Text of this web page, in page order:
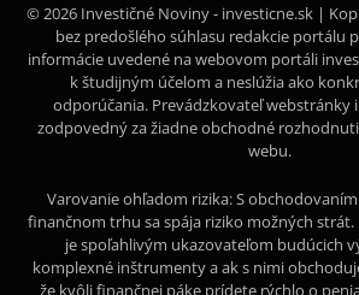
© 2026 Investičné Noviny - investicne.sk |
bez predošlého súhlasu redakcie portálu
informácie uvedené na webovom portáli
k študijným účelom a neslúžia ako
odporúčania. Prevádzkovateľ webstránky
zodpovedný za žiadne obchodné
webu.
Varovanie ohľadom rizika: S
finančnom trhu sa spája riziko možných
je spoľahlivým ukazovateľom budúcich
komplexné inštrumenty a ak s nimi
že kvôli finančnej páke prídete rýchlo o